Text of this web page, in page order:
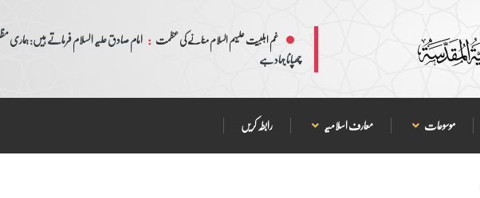
غم اہلبیت علیہم السلام منانے کی عظمت : امام صادق علیہ السلام فرماتے ہیں: ہماری
چھپانا جہاد ہے
موسوعات معارف اسلامیہ رابطہ کریں